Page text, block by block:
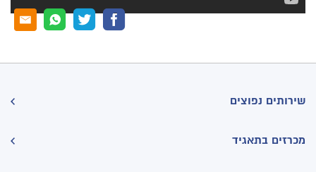
שירותים נפוצים
מכרזים בתאגיד